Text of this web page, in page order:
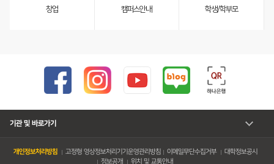
창업
침
캠퍼스안내
침
학생/학부모
기관 및 바로가기
개인정보처리방침 고정형 영상정보처리기기운영관리방침 이메일무단수집거부
대학정보공시
정보공개
위치 및 교통안내